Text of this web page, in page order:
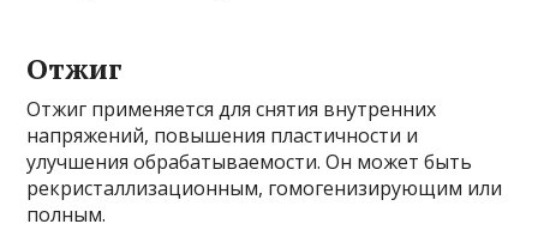
Отжиг
Отжиг применяется для снятия внутренних
напряжений, повышения пластичности и
улучшения обрабатываемости. Он может быть
рекристаллизационным, гомогенизирующим или
полным.